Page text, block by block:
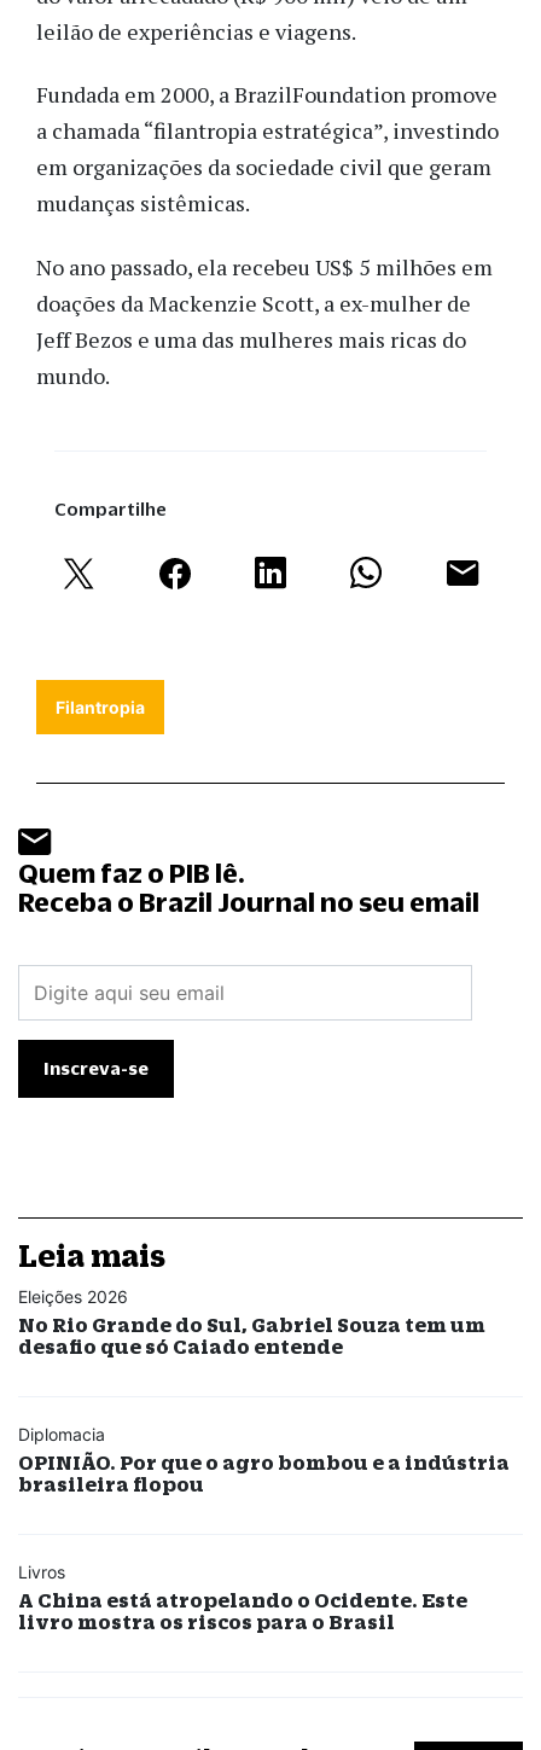
leilão de experiências e viagens.
Fundada em 2000, a BrazilFoundation promove
a chamada “filantropia estratégica”, investindo
em organizações da sociedade civil que geram
mudanças sistêmicas.
No ano passado, ela recebeu US$ 5 milhões em
doações da Mackenzie Scott, a ex-mulher de
Jeff Bezos e uma das mulheres mais ricas do
mundo.
Compartilhe
Filantropia
Quem faz o PIB lê.
Receba o Brazil Journal no seu email
Leia mais
Eleições 2026
No Rio Grande do Sul, Gabriel Souza tem um
desafio que só Caiado entende
Diplomacia
OPINIÃO. Por que o agro bombou e a indústria
brasileira flopou
Livros
A China está atropelando o Ocidente. Este
livro mostra os riscos para o Brasil